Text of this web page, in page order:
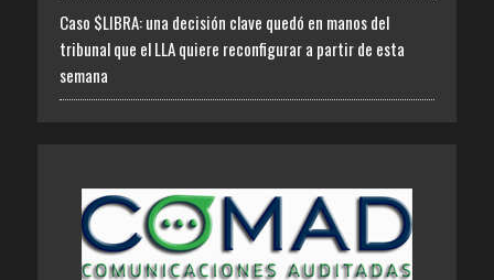
Caso $LIBRA: una decisión clave quedó en manos del
tribunal que el LLA quiere reconfigurar a partir de esta
semana